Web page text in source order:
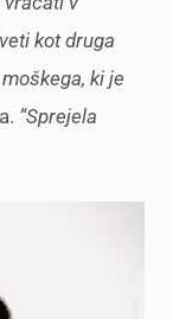
kot druga
ki je
“Sprejela